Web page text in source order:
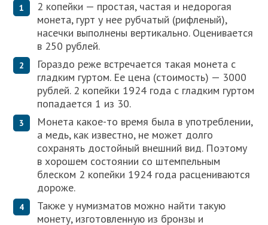
2 копейки — простая, частая и недорогая
монета, гурт у нее рубчатый (рифленый),
насечки выполнены вертикально. Оценивается
в 250 рублей.
Гораздо реже встречается такая монета с
гладким гуртом. Ее цена (стоимость) — 3000
рублей. 2 копейки 1924 года с гладким гуртом
попадается 1 из 30.
Монета какое-то время была в употреблении,
а медь, как известно, не может долго
сохранять достойный внешний вид. Поэтому
в хорошем состоянии со штемпельным
блеском 2 копейки 1924 года расцениваются
дороже.
Также у нумизматов можно найти такую
монету, изготовленную из бронзы и